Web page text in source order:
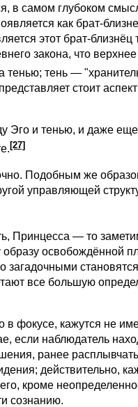
в самом глубоком
как брат-
этот брат-
закона, что
тенью; тень —
стоит
Эго и тенью, и даже
[27]
Подобным же
управляющей
Принцесса — то
образу освобождённой
все большую
в фокусе, кажутся не
если наблюдатель
ранее
действительно,
кроме
сознанию.